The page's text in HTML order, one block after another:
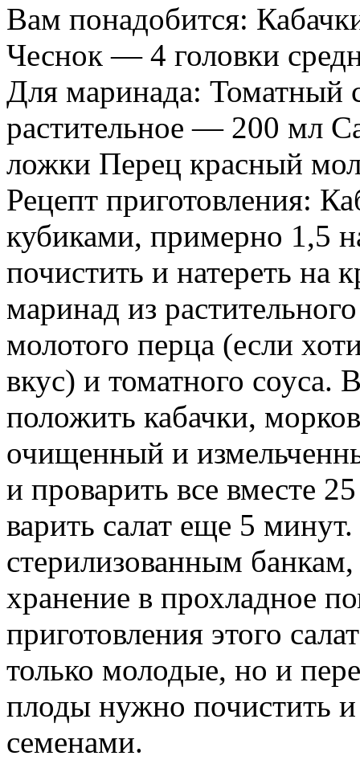
Вам понадобится:
Чеснок — 4 головки
Для маринада:
растительное — 200 мл
ложки Перец красный
Рецепт приготовления:
кубиками, примерно 1,5
почистить и натереть на
маринад из
молотого перца (если
вкус) и томатного соуса.
положить кабачки,
очищенный и
и проварить все вместе
варить салат еще 5
стерилизованным банкам,
хранение в прохладное
приготовления этого
только молодые, но и
плоды нужно почистить
семенами.